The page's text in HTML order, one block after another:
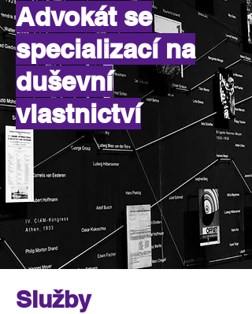
Advokát se
specializací na
duševní
vlastnictví
Služby